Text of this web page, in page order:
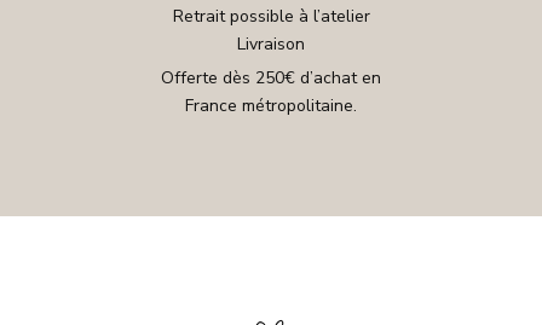
Retrait possible à l’atelier
Livraison
Offerte dès 250€ d’achat en
France métropolitaine.